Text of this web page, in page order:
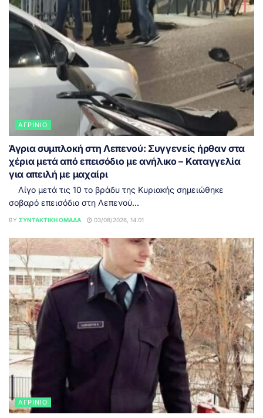
ΑΓΡΊΝΙΟ
Άγρια συμπλοκή στη Λεπενού: Συγγενείς ήρθαν στα
χέρια μετά από επεισόδιο με ανήλικο – Καταγγελία
για απειλή με μαχαίρι
Λίγο μετά τις 10 το βράδυ της Κυριακής σημειώθηκε
σοβαρό επεισόδιο στη Λεπενού...
BY ΣΥΝΤΑΚΤΙΚΉ ΟΜΆΔΑ 03/08/2026, 14:01
ΑΓΡΊΝΙΟ